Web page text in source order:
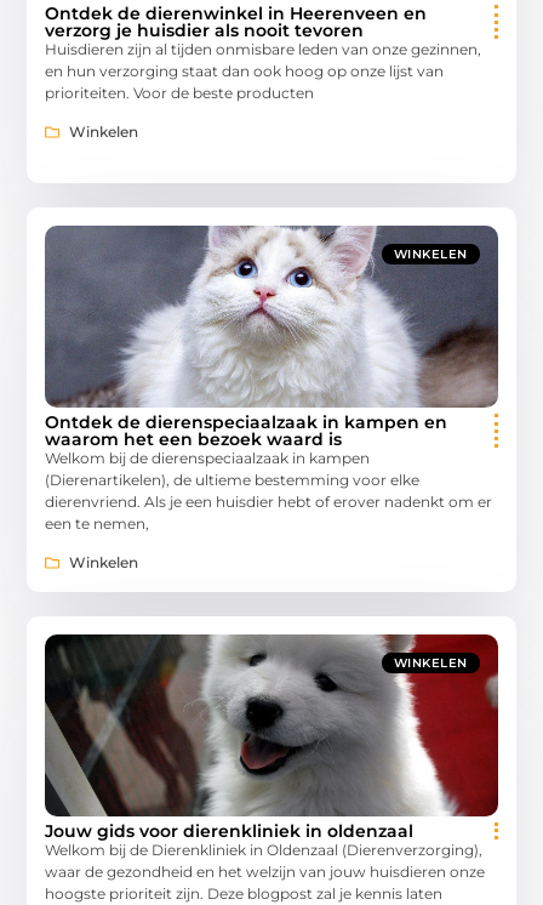
Ontdek de dierenwinkel in Heerenveen en
verzorg je huisdier als nooit tevoren
Huisdieren zijn al tijden onmisbare leden van onze gezinnen,
en hun verzorging staat dan ook hoog op onze lijst van
prioriteiten. Voor de beste producten
Winkelen
WINKELEN
Ontdek de dierenspeciaalzaak in kampen en
waarom het een bezoek waard is
Welkom bij de dierenspeciaalzaak in kampen
(Dierenartikelen), de ultieme bestemming voor elke
dierenvriend. Als je een huisdier hebt of erover nadenkt om er
een te nemen,
Winkelen
WINKELEN
Jouw gids voor dierenkliniek in oldenzaal
Welkom bij de Dierenkliniek in Oldenzaal (Dierenverzorging),
waar de gezondheid en het welzijn van jouw huisdieren onze
hoogste prioriteit zijn. Deze blogpost zal je kennis laten